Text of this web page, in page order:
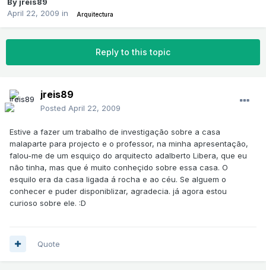
By jreis89
April 22, 2009 in Arquitectura
Reply to this topic
jreis89
Posted April 22, 2009
Estive a fazer um trabalho de investigação sobre a casa
malaparte para projecto e o professor, na minha apresentação,
falou-me de um esquiço do arquitecto adalberto Libera, que eu
não tinha, mas que é muito conheçido sobre essa casa. O
esquilo era da casa ligada á rocha e ao céu. Se alguem o
conhecer e puder disponiblizar, agradecia. já agora estou
curioso sobre ele. :D
Quote